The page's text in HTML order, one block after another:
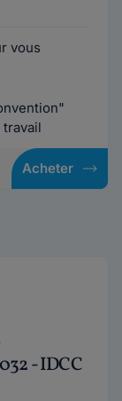
vous
Acheter
- IDCC